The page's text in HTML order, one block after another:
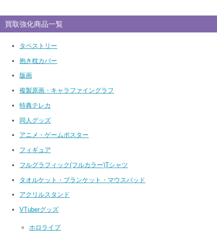
買取強化商品一覧
タペストリー
抱き枕カバー
版画
複製原画・キャラファイングラフ
特典テレカ
同人グッズ
アニメ・ゲームポスター
フィギュア
フルグラフィック(フルカラー)Tシャツ
タオルケット・ブランケット・マウスパッド
アクリルスタンド
VTuberグッズ
ホロライブ